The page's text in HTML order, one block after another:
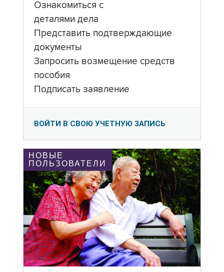
Ознакомиться с
деталями дела
Представить подтверждающие
документы
Запросить возмещение средств
пособия
Подписать заявление
ВОЙТИ В СВОЮ УЧЕТНУЮ ЗАПИСЬ
НОВЫЕ
ПОЛЬЗОВАТЕЛИ